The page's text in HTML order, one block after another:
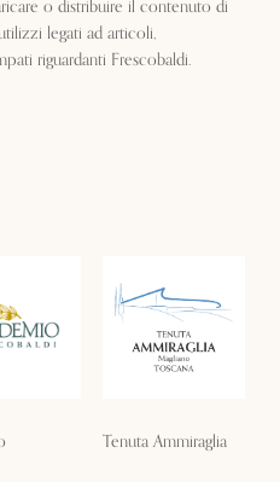
o distribuire il contenuto di
legati ad articoli,
riguardanti Frescobaldi.
Tenuta Ammiraglia